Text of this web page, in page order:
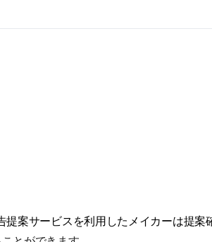
提案サービスを利用したメイカーは提案